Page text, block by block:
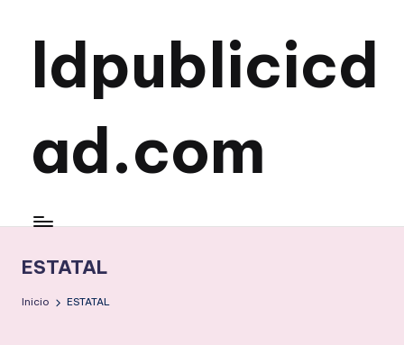
Saltar
contenidoldpublicicd
ad.com
ESTATAL
Inicio ESTATAL